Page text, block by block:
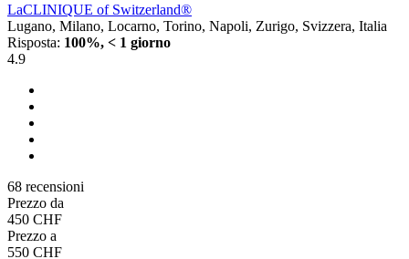
LaCLINIQUE of Switzerland®
Lugano, Milano, Locarno, Torino, Napoli, Zurigo, Svizzera, Italia
Risposta: 100%, < 1 giorno
4.9
68 recensioni
Prezzo da
450 CHF
Prezzo a
550 CHF